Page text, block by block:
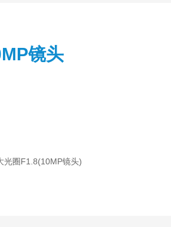
镜头
光圈F1.8(10MP镜头)